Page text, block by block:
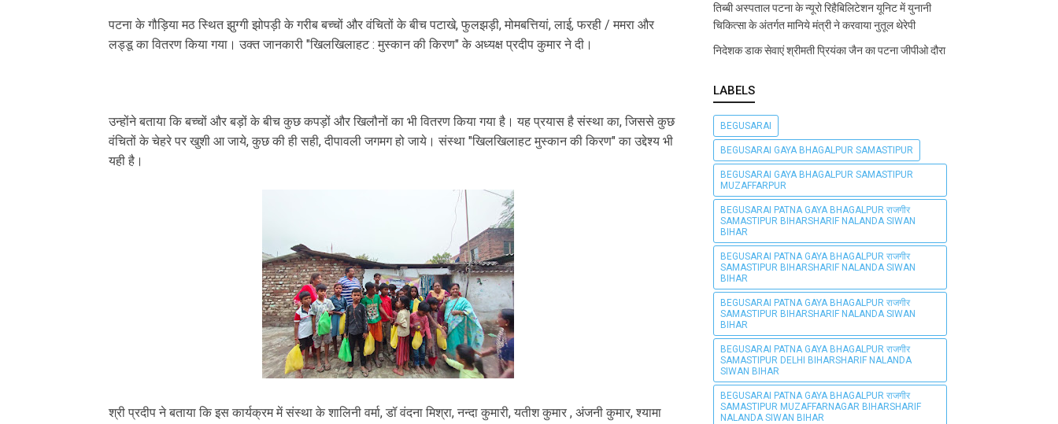
पटना के गौड़िया मठ स्थित झुग्गी झोपड़ी के गरीब बच्चों और वंचितों के बीच पटाखे, फुलझड़ी, मोमबत्तियां, लाई, फरही / ममरा और
लड्डू का वितरण किया गया। उक्त जानकारी "खिलखिलाहट : मुस्कान की किरण" के अध्यक्ष प्रदीप कुमार ने दी।
उन्होंने बताया कि बच्चों और बड़ों के बीच कुछ कपड़ों और खिलौनों का भी वितरण किया गया है। यह प्रयास है संस्था का, जिससे कुछ
वंचितों के चेहरे पर खुशी आ जाये, कुछ की ही सही, दीपावली जगमग हो जाये। संस्था "खिलखिलाहट मुस्कान की किरण" का उद्देश्य भी
यही है।
श्री प्रदीप ने बताया कि इस कार्यक्रम में संस्था के शालिनी वर्मा, डॉ वंदना मिश्रा, नन्दा कुमारी, यतीश कुमार , अंजनी कुमार, श्यामा
तिब्बी अस्पताल पटना के न्यूरो रिहैबिलिटेशन यूनिट में युनानी
चिकित्सा के अंतर्गत मानिये मंत्री ने करवाया नुतूल थेरेपी
निदेशक डाक सेवाएं श्रीमती प्रियंका जैन का पटना जीपीओ दौरा
LABELS
BEGUSARAI
BEGUSARAI GAYA BHAGALPUR SAMASTIPUR
BEGUSARAI GAYA BHAGALPUR SAMASTIPUR
MUZAFFARPUR
BEGUSARAI PATNA GAYA BHAGALPUR राजगीर
SAMASTIPUR BIHARSHARIF NALANDA SIWAN
BIHAR
BEGUSARAI PATNA GAYA BHAGALPUR राजगीर
SAMASTIPUR BIHARSHARIF NALANDA SIWAN
BIHAR
BEGUSARAI PATNA GAYA BHAGALPUR राजगीर
SAMASTIPUR BIHARSHARIF NALANDA SIWAN
BIHAR
BEGUSARAI PATNA GAYA BHAGALPUR राजगीर
SAMASTIPUR DELHI BIHARSHARIF NALANDA
SIWAN BIHAR
BEGUSARAI PATNA GAYA BHAGALPUR राजगीर
SAMASTIPUR MUZAFFARNAGAR BIHARSHARIF
NALANDA SIWAN BIHAR